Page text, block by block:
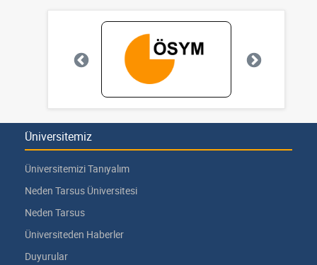
Üniversitemiz
Üniversitemizi Tanıyalım
Neden Tarsus Üniversitesi
Neden Tarsus
Üniversiteden Haberler
Duyurular